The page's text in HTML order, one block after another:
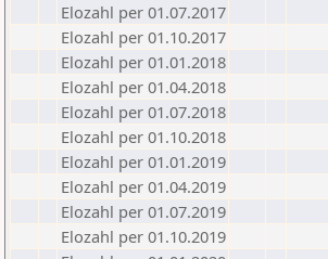
Elozahl per 01.07.2017
Elozahl per 01.10.2017
Elozahl per 01.01.2018
Elozahl per 01.04.2018
Elozahl per 01.07.2018
Elozahl per 01.10.2018
Elozahl per 01.01.2019
Elozahl per 01.04.2019
Elozahl per 01.07.2019
Elozahl per 01.10.2019